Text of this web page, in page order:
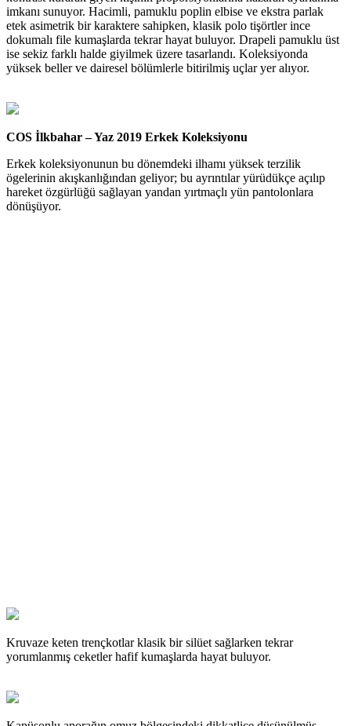
imkanı sunuyor. Hacimli, pamuklu poplin elbise ve ekstra parlak
etek asimetrik bir karaktere sahipken, klasik polo tişörtler ince
dokumalı file kumaşlarda tekrar hayat buluyor. Drapeli pamuklu üst
ise sekiz farklı halde giyilmek üzere tasarlandı. Koleksiyonda
yüksek beller ve dairesel bölümlerle bitirilmiş uçlar yer alıyor.
COS İlkbahar – Yaz 2019 Erkek Koleksiyonu
Erkek koleksiyonunun bu dönemdeki ilhamı yüksek terzilik
ögelerinin akışkanlığından geliyor; bu ayrıntılar yürüdükçe açılıp
hareket özgürlüğü sağlayan yandan yırtmaçlı yün pantolonlara
dönüşüyor.
Kruvaze keten trençkotlar klasik bir silüet sağlarken tekrar
yorumlanmış ceketler hafif kumaşlarda hayat buluyor.